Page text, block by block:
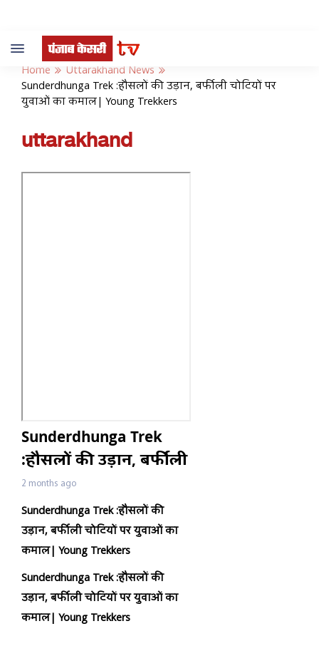
Toggle
navigation
Home
Uttarakhand News
Sunderdhunga Trek :हौसलों की उड़ान, बर्फीली चोटियों पर
युवाओं का कमाल| Young Trekkers
uttarakhand
Sunderdhunga Trek
:हौसलों की उड़ान, बर्फीली
चोटियों पर युवाओं का
कमाल| Young Trekkers
2 months ago
Sunderdhunga Trek :हौसलों की
उड़ान,बर्फीली चोटियों पर युवाओं का
कमाल| Young Trekkers
Sunderdhunga Trek :हौसलों की
उड़ान,बर्फीली चोटियों पर युवाओं का
कमाल| Young Trekkers